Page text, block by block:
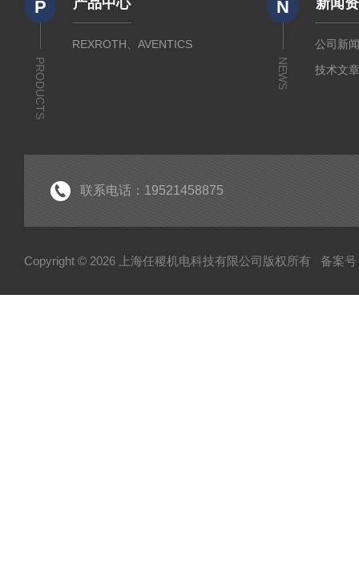
P
PRODUCTS
产品中心
REXROTH、AVENTICS
N
NEWS
新闻
公司新
技术文
联系电话：19521458875
Copyright © 2026 上海任稷机电科技有限公司版权所有 备案号